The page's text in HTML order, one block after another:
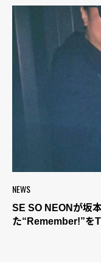
NEWS
SE SO NEONが坂
た“Remember!”を